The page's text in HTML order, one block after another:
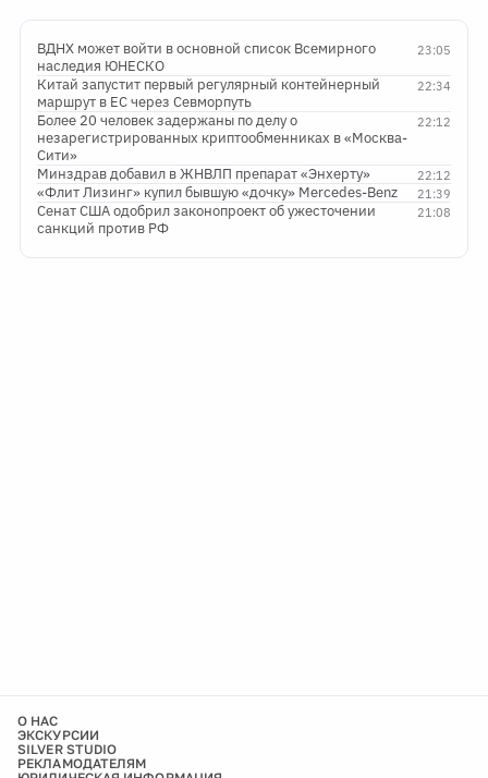
23:05
ВДНХ может войти в основной список Всемирного
наследия ЮНЕСКО
22:34
Китай запустит первый регулярный контейнерный
маршрут в ЕС через Севморпуть
22:12
Более 20 человек задержаны по делу о
незарегистрированных криптообменниках в «Москва-
Сити»
22:12
Минздрав добавил в ЖНВЛП препарат «Энхерту»
21:39
«Флит Лизинг» купил бывшую «дочку» Mercedes-Benz
21:08
Сенат США одобрил законопроект об ужесточении
санкций против РФ
О НАС
ЭКСКУРСИИ
SILVER STUDIO
РЕКЛАМОДАТЕЛЯМ